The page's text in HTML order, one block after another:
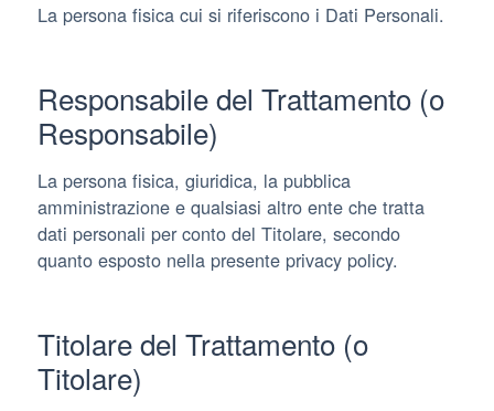
La persona fisica cui si riferiscono i Dati Personali.
Responsabile del Trattamento (o
Responsabile)
La persona fisica, giuridica, la pubblica
amministrazione e qualsiasi altro ente che tratta
dati personali per conto del Titolare, secondo
quanto esposto nella presente privacy policy.
Titolare del Trattamento (o
Titolare)